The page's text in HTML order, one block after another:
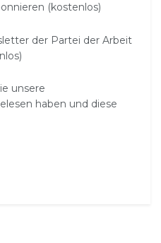
(kostenlos)
der Partei der Arbeit
unsere
haben und diese